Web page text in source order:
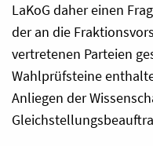
LaKoG daher einen
der an die
vertretenen Parteien
Wahlprüfsteine
Anliegen der